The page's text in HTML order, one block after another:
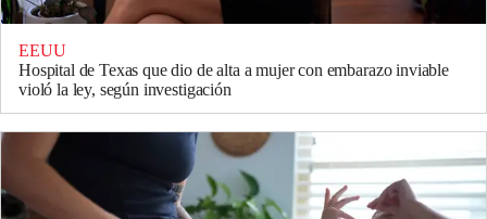
EEUU
Hospital de Texas que dio de alta a mujer con embarazo inviable
violó la ley, según investigación